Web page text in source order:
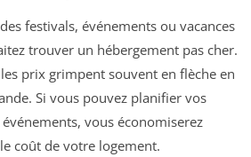
festivals, événements ou vacances
trouver un hébergement pas cher.
prix grimpent souvent en flèche en
Si vous pouvez planifier vos
vous économiserez
coût de votre logement.